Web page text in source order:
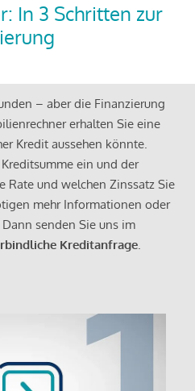
In 3 Schritten zur
– aber die Finanzierung
erhalten Sie eine
Kredit aussehen könnte.
ein und der
Rate und welchen Zinssatz Sie
mehr Informationen oder
senden Sie uns im
Kreditanfrage.